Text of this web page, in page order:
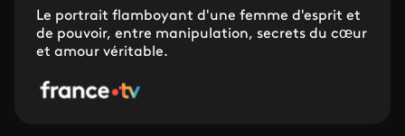
Le portrait flamboyant d'une femme d'esprit et
de pouvoir, entre manipulation, secrets du cœur
et amour véritable.